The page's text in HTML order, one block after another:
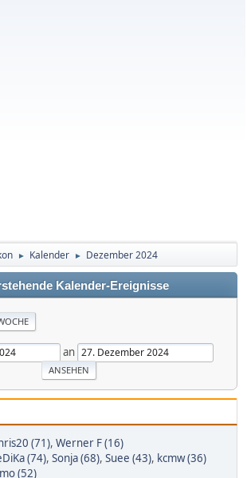
► Kalender ► Dezember 2024
Kalender-Ereignisse
an
(71), Werner F (16)
(74), Sonja (68), Suee (43), kcmw (36)
(52)